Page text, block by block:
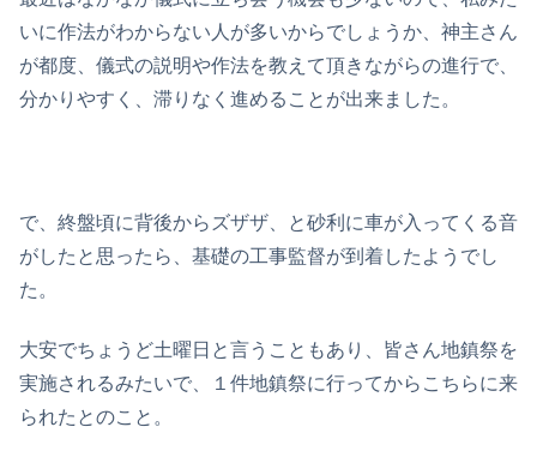
いに作法がわからない人が多いからでしょうか、神主さん
が都度、儀式の説明や作法を教えて頂きながらの進行で、
分かりやすく、滞りなく進めることが出来ました。
で、終盤頃に背後からズザザ、と砂利に車が入ってくる音
がしたと思ったら、基礎の工事監督が到着したようでし
た。
大安でちょうど土曜日と言うこともあり、皆さん地鎮祭を
実施されるみたいで、１件地鎮祭に行ってからこちらに来
られたとのこと。